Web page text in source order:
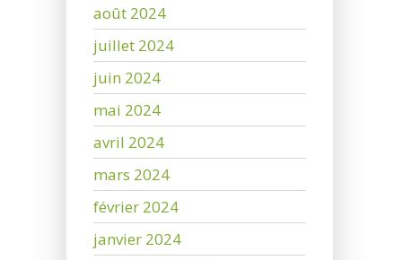
août 2024
juillet 2024
juin 2024
mai 2024
avril 2024
mars 2024
février 2024
janvier 2024